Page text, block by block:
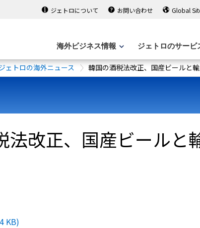
ジェトロについて お問い合わせ Global
海外ビジネス情報 ジェトロのサービ
ェトロの海外ニュース 韓国の酒税法改正、国産ビールと
法改正、国産ビールと
KB)